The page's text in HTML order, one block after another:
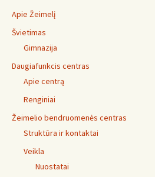
Apie Žeimelį
Švietimas
Gimnazija
Daugiafunkcis centras
Apie centrą
Renginiai
Žeimelio bendruomenės centras
Struktūra ir kontaktai
Veikla
Nuostatai